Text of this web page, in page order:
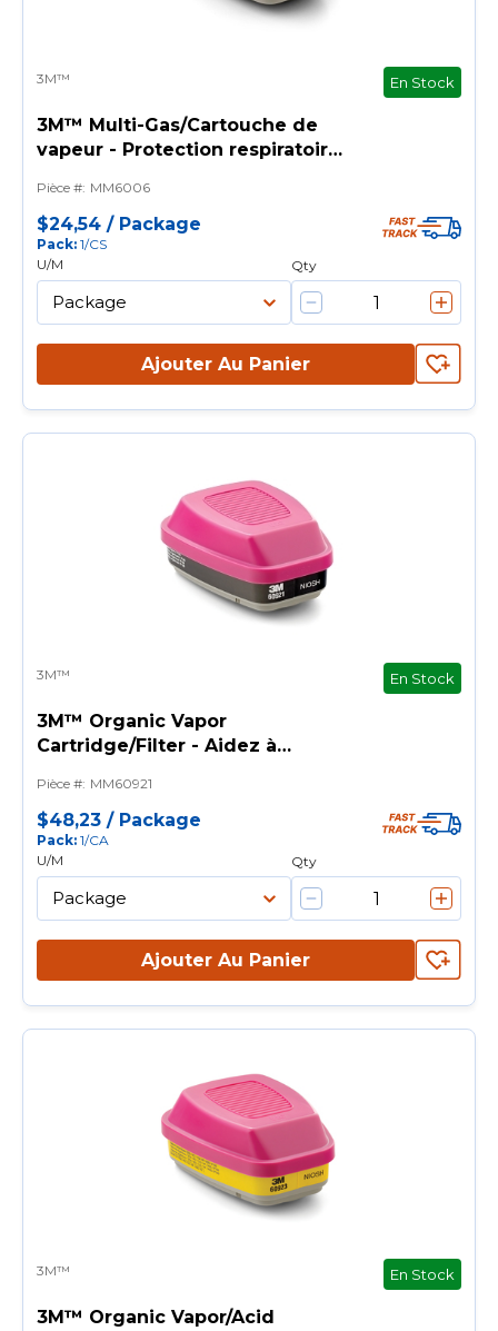
3M™ En Stock
3M™ Multi-Gas/Cartouche de
vapeur - Protection respiratoire
Pièce #: MM6006
$24,54 / Package
Pack: 1/CS
U/M
Qty
Ajouter Au Panier
3M™ En Stock
3M™ Organic Vapor
Cartridge/Filter - Aidez à
Pièce #: MM60921
$48,23 / Package
Pack: 1/CA
U/M
Qty
Ajouter Au Panier
3M™ En Stock
3M™ Organic Vapor/Acid